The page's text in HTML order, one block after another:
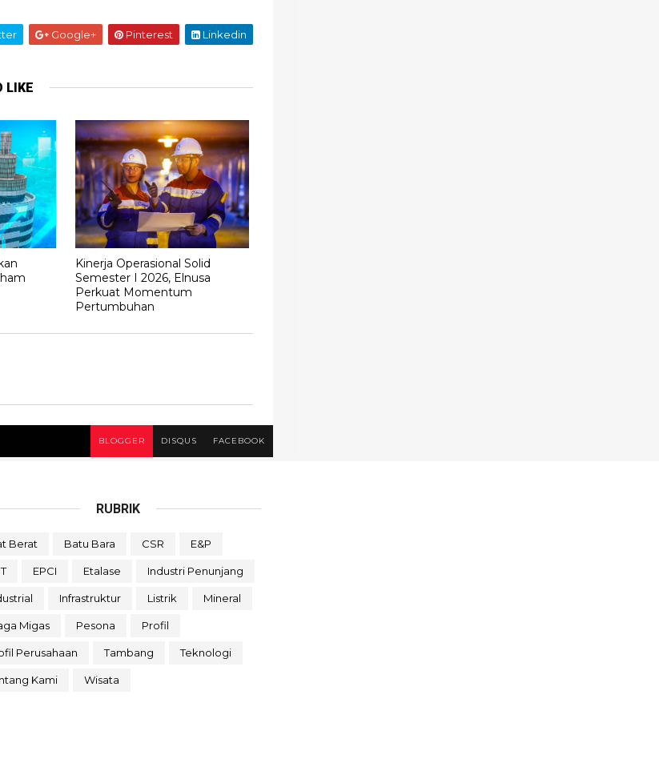
Google+ Pinterest Linkedin
LIKE
Kinerja Operasional Solid
Semester I 2026, Elnusa
Perkuat Momentum
Pertumbuhan
BLOGGER DISQUS FACEBOOK
RUBRIK
Berat Batu Bara CSR E&P
EPCI Etalase Industri Penunjang
Infrastruktur Listrik Mineral
Migas Pesona Profil
Perusahaan Tambang Teknologi
Kami Wisata